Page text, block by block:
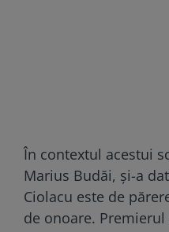
În contextul acestui
Marius Budăi, și-a
Ciolacu este de
de onoare.